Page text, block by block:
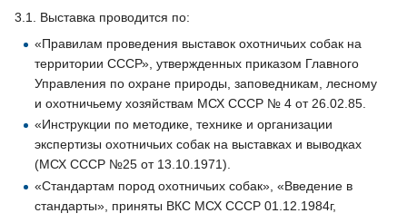
3.1. Выставка проводится по:
«Правилам проведения выставок охотничьих собак на
территории СССР», утвержденных приказом Главного
Управления по охране природы, заповедникам, лесному
и охотничьему хозяйствам МСХ СССР № 4 от 26.02.85.
«Инструкции по методике, технике и организации
экспертизы охотничьих собак на выставках и выводках
(МСХ СССР №25 от 13.10.1971).
«Стандартам пород охотничьих собак», «Введение в
стандарты», приняты ВКС МСХ СССР 01.12.1984г,